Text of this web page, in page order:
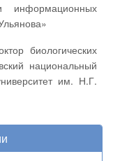
информационных
национальный
им. Н.Г.